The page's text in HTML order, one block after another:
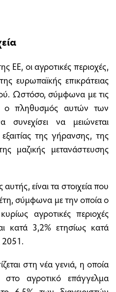
ΕΕ, οι αγροτικές περιοχές,
ευρωπαϊκής επικράτειας
Ωστόσο, σύμφωνα με τις
ο πληθυσμός αυτών των
συνεχίσει να μειώνεται
της γήρανσης, της
μαζικής μετανάστευσης
είναι τα στοιχεία που
σύμφωνα με την οποία ο
αγροτικές περιοχές
κατά 3,2% ετησίως κατά
2051.
στη νέα γενιά, η οποία
στο αγροτικό επάγγελμα